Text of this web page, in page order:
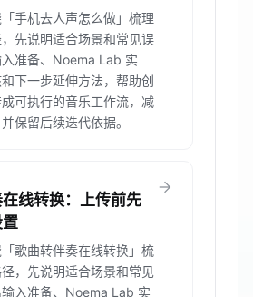
手机去人声怎么做」梳理
先说明适合场景和常见误
准备、Noema Lab 实
下一步延伸方法，帮助创
可执行的音乐工作流，减
保留后续迭代依据。
线转换：上传前先
歌曲转伴奏在线转换」梳
，先说明适合场景和常见
入准备、Noema Lab 实
arrow_forward